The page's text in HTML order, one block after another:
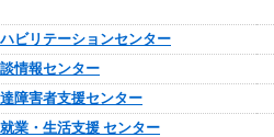
ビリテーションセンター
情報センター
障害者支援センター
業・生活支援 センター